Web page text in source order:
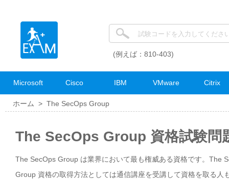
(例えば：810-403)
Microsoft Cisco IBM VMware Citrix
ホーム > The SecOps Group
The SecOps Group 資格試験問
The SecOps Group は業界において最も権威ある資格です。The
Group 資格の取得方法としては通信講座を受講して資格を取る